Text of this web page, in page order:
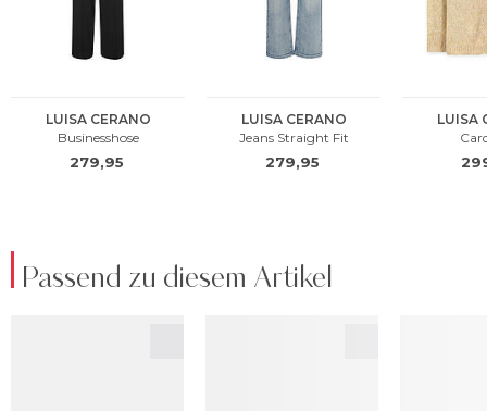
Passend zu diesem Artikel